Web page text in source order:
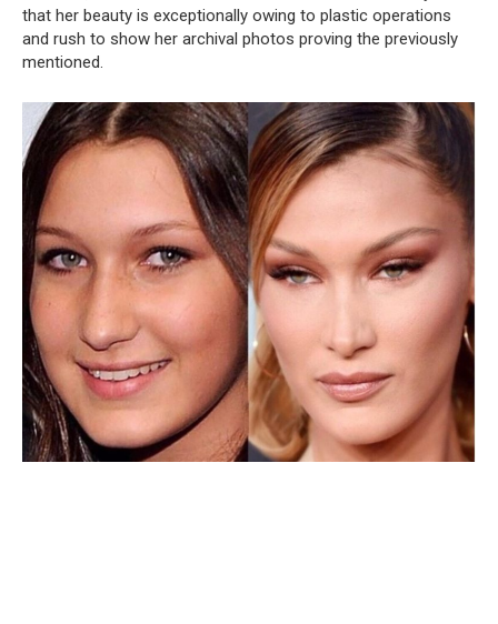
that her beauty is exceptionally owing to plastic operations
and rush to show her archival photos proving the previously
mentioned.